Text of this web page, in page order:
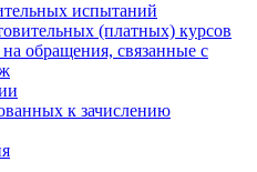
испытаний
(платных) курсов
обращения, связанные с
к зачислению